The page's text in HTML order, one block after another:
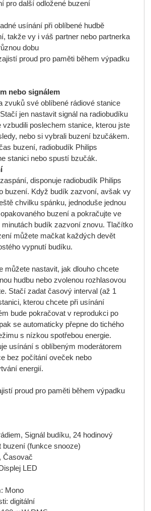
pro další odložené buzení
usínání při oblíbené hudbě
takže vy i váš partner nebo partnerka
dobu
proud pro paměti během výpadku
nebo signálem
zvuků své oblíbené rádiové stanice
jen nastavit signál na radiobudíku
vzbudili poslechem stanice, kterou jste
nebo si vybrali buzení bzučákem.
buzení, radiobudík Philips
stanici nebo spustí bzučák.
disponuje radiobudík Philips
buzení. Když budík zazvoní, avšak vy
chvilku spánku, jednoduše jednou
buzení a pokračujte ve
budík zazvoní znovu. Tlačítko
můžete mačkat každých devět
vypnutí budíku.
můžete nastavit, jak dlouho chcete
hudbu nebo zvolenou rozhlasovou
Stačí zadat časový interval (až 1
kterou chcete při usínání
bude pokračovat v reprodukci po
se automaticky přepne do tichého
s nízkou spotřebou energie.
usínání s oblíbeným moderátorem
bez počítání oveček nebo
energií.
proud pro paměti během výpadku
Signál budíku, 24 hodinový
(funkce snooze)
Časovač
LED
Mono
digitální